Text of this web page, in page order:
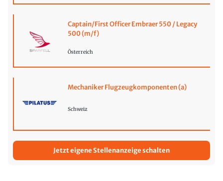
Captain/First Officer Embraer 550 / Legacy
500 (m/f)
Österreich
Mechaniker Flugzeugkomponenten (a)
Schweiz
Jetzt eigene Stellenanzeige schalten